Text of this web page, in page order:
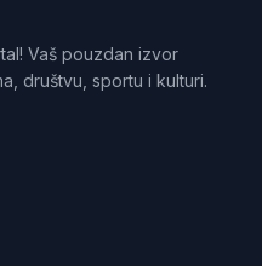
Vaš pouzdan izvor
društvu, sportu i kulturi.